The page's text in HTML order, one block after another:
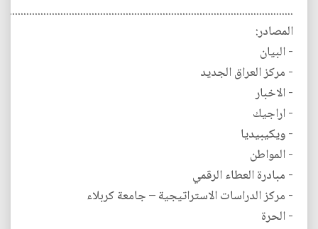
المصادر:
- البيان
- مركز العراق الجديد
- الاخبار
- اراجيك
- ويكيبيديا
- المواطن
- مبادرة العطاء الرقمي
- مركز الدراسات الاستراتيجية – جامعة كربلاء
- الحرة